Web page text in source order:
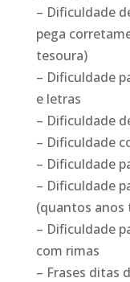
– Dificuldade
pega
tesoura)
– Dificuldade
e letras
– Dificuldade
– Dificuldade
– Dificuldade
– Dificuldade
(quantos anos
– Dificuldade
com rimas
– Frases ditas